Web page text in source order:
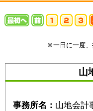
※一日に一度、
山
事務所名： 山地会計